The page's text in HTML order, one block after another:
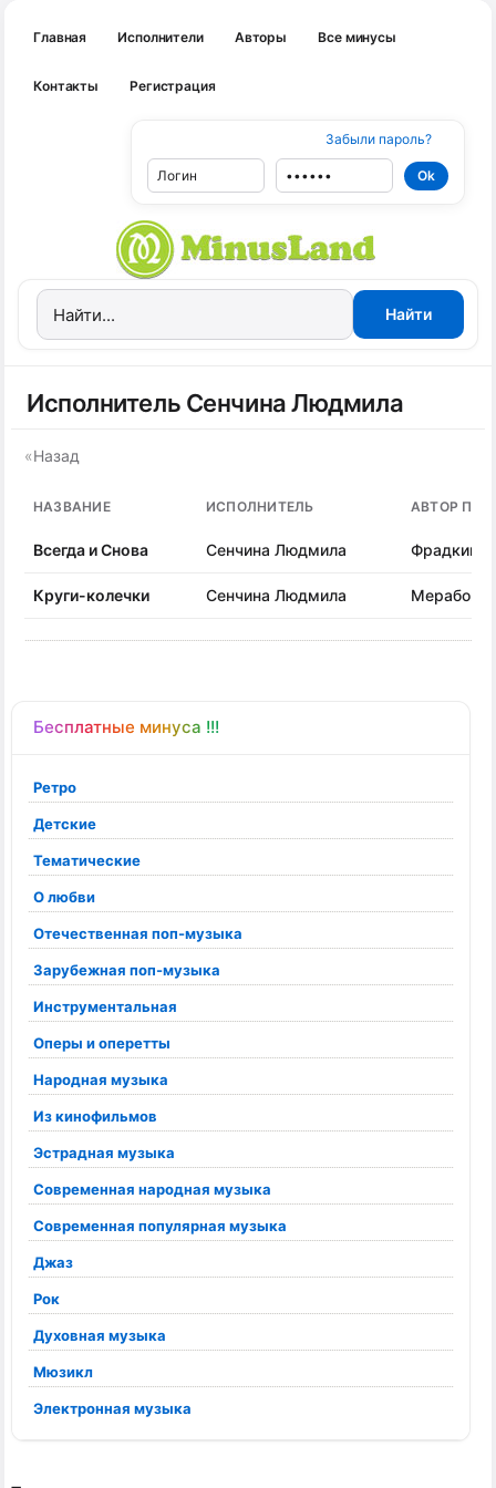
Главная Исполнители Авторы Все минусы
Контакты Регистрация
Забыли пароль?
Бесплатные минуса !!!
Ретро
Детские
Тематические
О любви
Отечественная поп-музыка
Зарубежная поп-музыка
Инструментальная
Оперы и оперетты
Народная музыка
Из кинофильмов
Эстрадная музыка
Современная народная музыка
Современная популярная музыка
Джаз
Рок
Духовная музыка
Мюзикл
Электронная музыка
Исполнитель Сенчина Людмила
«Назад
НАЗВАНИЕ ИСПОЛНИТЕЛЬ АВТОР
Всегда и Снова Сенчина Людмила Фрадкин
Круги-колечки Сенчина Людмила Мерабов